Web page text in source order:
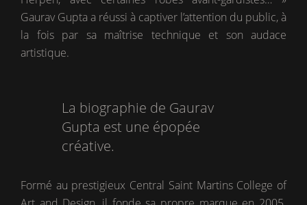
Gaurav Gupta a réussi à captiver l’attention du public, à
la fois par sa maîtrise technique et son audace
artistique.
La biographie de Gaurav
Gupta est une épopée
créative.
Formé au prestigieux Central Saint Martins College of